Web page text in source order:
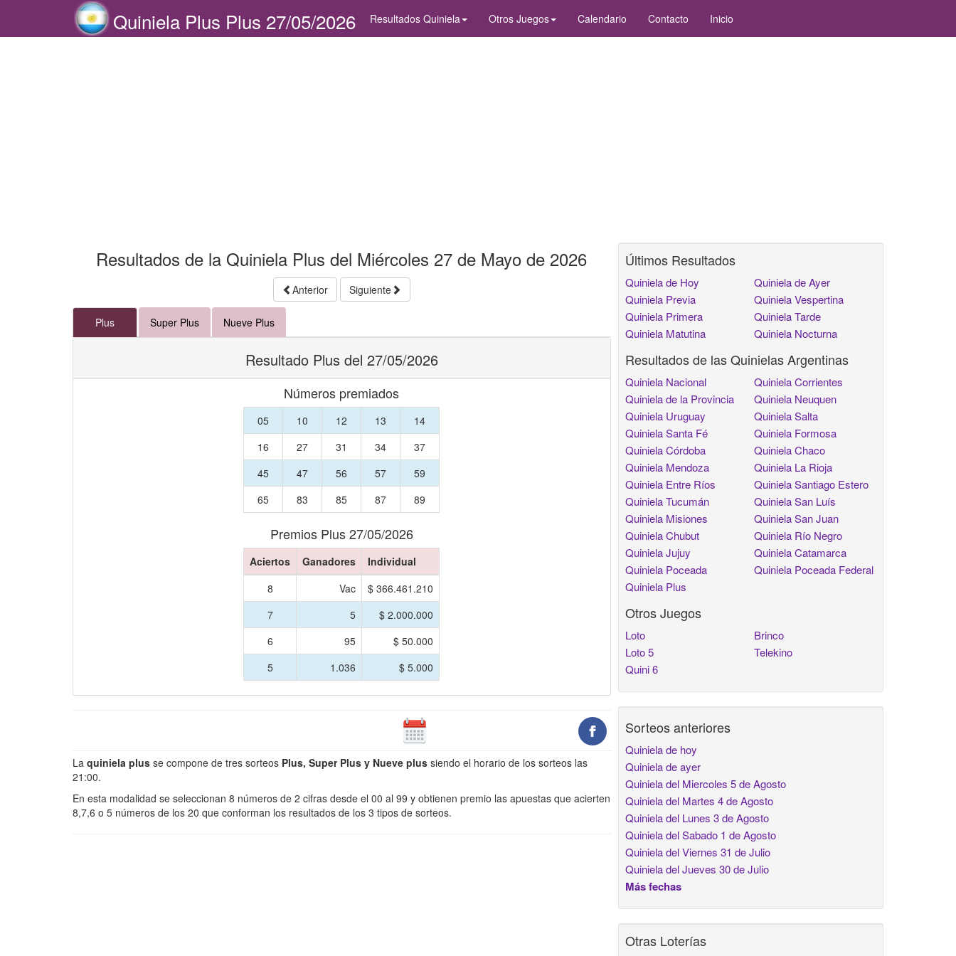
Quiniela Plus Plus 27/05/2026 Resultados Quiniela Otros Juegos Calendario Contacto Inicio
Resultados de la Quiniela Plus del Miércoles 27 de Mayo de 2026
Anterior Siguiente
Plus Super Plus Nueve Plus
Resultado Plus del 27/05/2026
Números premiados
05 10 12 13
14
16
27 31 34
37
45
47 56 57
59
65
83 85 87 89
Premios Plus 27/05/2026
Aciertos Ganadores
Individual
8
Vac
$ 366.461.210
7
5
$ 2.000.000
6
95
$ 50.000
5
1.036 $ 5.000
La quiniela plus se compone de tres sorteos Plus, Super Plus y Nueve plus siendo el horario de los sorteos las
21:00.
En esta modalidad se seleccionan 8 números de 2 cifras desde el 00 al 99 y obtienen premio las apuestas que acierten
8,7,6 o 5 números de los 20 que conforman los resultados de los 3 tipos de sorteos.
Últimos Resultados
Quiniela de Hoy
Quiniela Previa
Quiniela Primera
Quiniela Matutina
Quiniela de Ayer
Quiniela Vespertina
Quiniela Tarde
Quiniela Nocturna
Resultados de las Quinielas Argentinas
Quiniela Nacional
Quiniela de la Provincia
Quiniela Uruguay
Quiniela Santa Fé
Quiniela Córdoba
Quiniela Mendoza
Quiniela Entre Ríos
Quiniela Tucumán
Quiniela Misiones
Quiniela Chubut
Quiniela Jujuy
Quiniela Poceada
Quiniela Plus
Quiniela Corrientes
Quiniela Neuquen
Quiniela Salta
Quiniela Formosa
Quiniela Chaco
Quiniela La Rioja
Quiniela Santiago Estero
Quiniela San Luís
Quiniela San Juan
Quiniela Río Negro
Quiniela Catamarca
Quiniela Poceada Federal
Otros Juegos
Loto
Loto 5
Quini 6
Brinco
Telekino
Sorteos anteriores
Quiniela de hoy
Quiniela de ayer
Quiniela del Miercoles 5 de Agosto
Quiniela del Martes 4 de Agosto
Quiniela del Lunes 3 de Agosto
Quiniela del Sabado 1 de Agosto
Quiniela del Viernes 31 de Julio
Quiniela del Jueves 30 de Julio
Más fechas
Otras Loterías